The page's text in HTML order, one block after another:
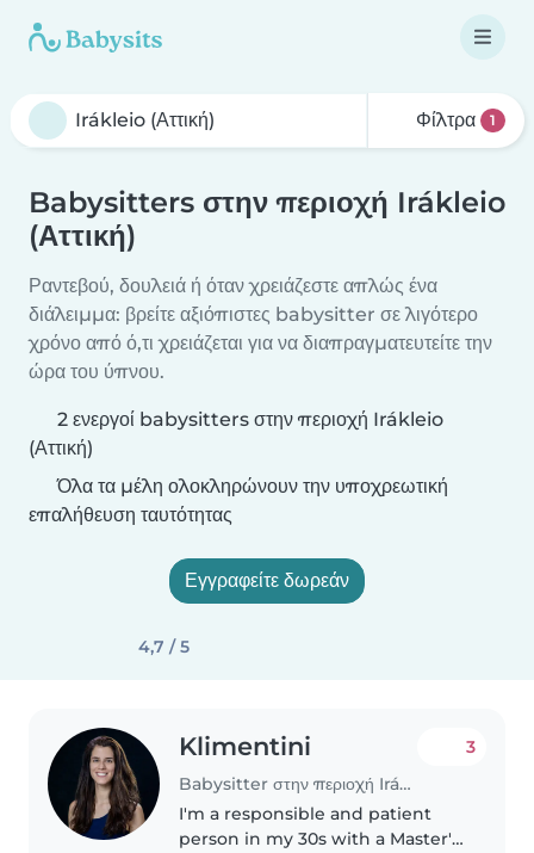
Φίλτρα 1
Babysitters στην περιοχή Irákleio
(Αττική)
Ραντεβού, δουλειά ή όταν χρειάζεστε απλώς ένα
διάλειμμα: βρείτε αξιόπιστες babysitter σε λιγότερο
χρόνο από ό,τι χρειάζεται για να διαπραγματευτείτε την
ώρα του ύπνου.
2 ενεργοί babysitters στην περιοχή Irákleio
(Αττική)
Όλα τα μέλη ολοκληρώνουν την υποχρεωτική
επαλήθευση ταυτότητας
Εγγραφείτε δωρεάν
4,7 / 5
Klimentini
Babysitter στην περιοχή Irákleio (Αττική)
3
I'm a responsible and patient
person in my 30s with a Master's